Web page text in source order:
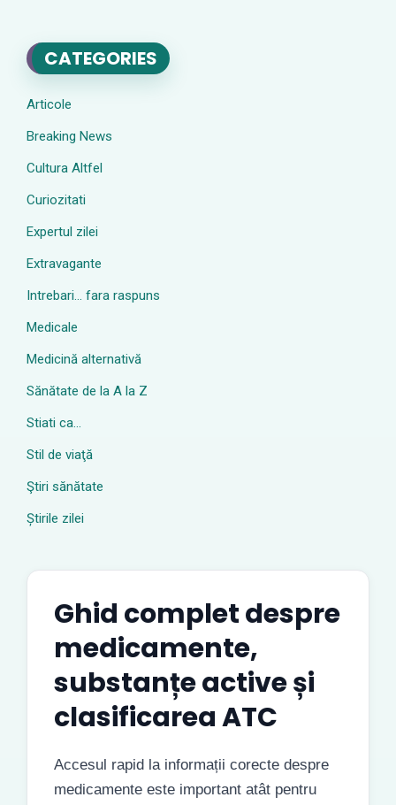
CATEGORIES
Articole
Breaking News
Cultura Altfel
Curiozitati
Expertul zilei
Extravagante
Intrebari… fara raspuns
Medicale
Medicină alternativă
Sănătate de la A la Z
Stiati ca…
Stil de viaţă
Ştiri sănătate
Știrile zilei
Ghid complet despre
medicamente,
substanțe active și
clasificarea ATC
Accesul rapid la informații corecte despre
medicamente este important atât pentru